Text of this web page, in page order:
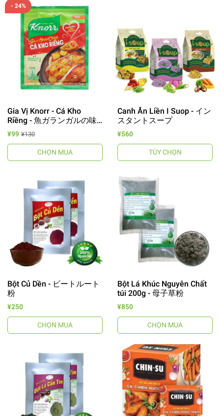
- 24%
Gia Vị Knorr - Cá Kho
Riềng - 魚ガランガルの味
付け粉
¥99 ¥130
CHỌN MUA
Canh Ăn Liền I Suop - イン
スタントスープ
¥560
TÙY CHỌN
Bột Củ Dền - ビートルート
粉
¥250
CHỌN MUA
Bột Lá Khúc Nguyên Chất
túi 200g - 母子草粉
¥850
CHỌN MUA